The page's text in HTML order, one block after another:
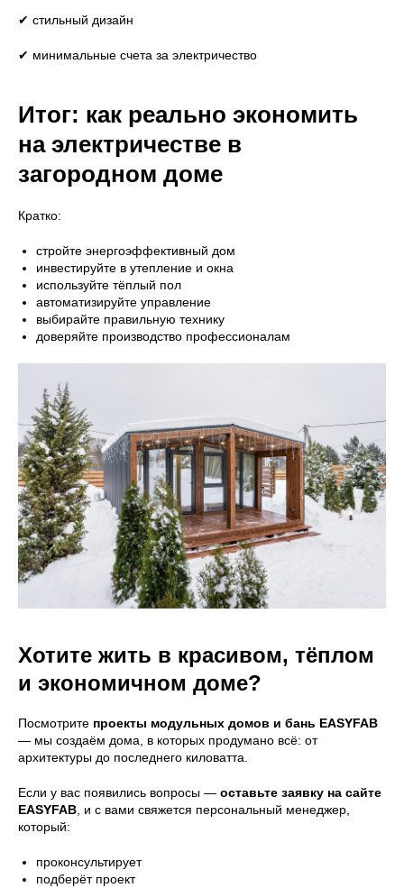
✔ стильный дизайн
✔ минимальные счета за электричество
Итог: как реально экономить
на электричестве в
загородном доме
Кратко:
стройте энергоэффективный дом
инвестируйте в утепление и окна
используйте тёплый пол
автоматизируйте управление
выбирайте правильную технику
доверяйте производство профессионалам
Хотите жить в красивом, тёплом
и экономичном доме?
Посмотрите проекты модульных домов и бань EASYFAB
— мы создаём дома, в которых продумано всё: от
архитектуры до последнего киловатта.
Если у вас появились вопросы — оставьте заявку на сайте
EASYFAB, и с вами свяжется персональный менеджер,
который:
проконсультирует
подберёт проект
8 (800) 301-65-42
Главная
Что входит в стоимость
Проекты
Преимущества
Вопросы
Галерея
Блог
Безопасность
Дома
EASYONE
EASY60
EASY40
Полезное
Согласие на обработку данных
Политика
конфиденциальности
EASY80
EASY120
EASY110